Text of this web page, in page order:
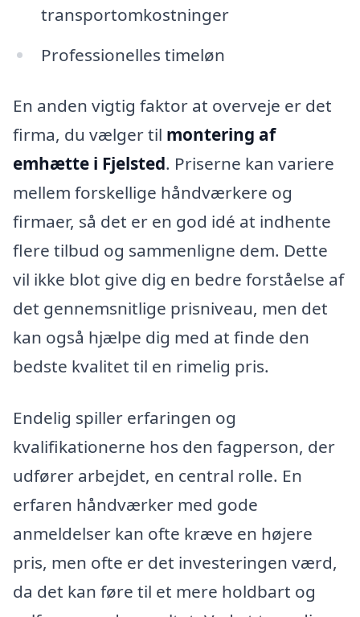
transportomkostninger
Professionelles timeløn
En anden vigtig faktor at overveje er det
firma, du vælger til montering af
emhætte i Fjelsted. Priserne kan variere
mellem forskellige håndværkere og
firmaer, så det er en god idé at indhente
flere tilbud og sammenligne dem. Dette
vil ikke blot give dig en bedre forståelse af
det gennemsnitlige prisniveau, men det
kan også hjælpe dig med at finde den
bedste kvalitet til en rimelig pris.
Endelig spiller erfaringen og
kvalifikationerne hos den fagperson, der
udfører arbejdet, en central rolle. En
erfaren håndværker med gode
anmeldelser kan ofte kræve en højere
pris, men ofte er det investeringen værd,
da det kan føre til et mere holdbart og